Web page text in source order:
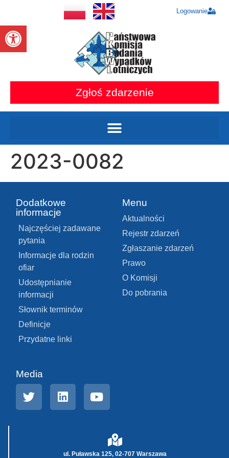
Otwórz pasek narzędzi
Logowanie
Zgłoś zdarzenie
2023-0082
Dodatkowe
informacje
Najczęściej zadawane
pytania
Informacje dla rodzin
ofiar
Udostępnianie
informacji
Słownik terminów
Definicje
Przydatne linki
Menu
Aktualności
Rejestr zdarzeń
Zgłaszanie zdarzeń
Prawo
O Komisji
Do pobrania
Media
ul. Puławska 125, 02-707 Warszawa